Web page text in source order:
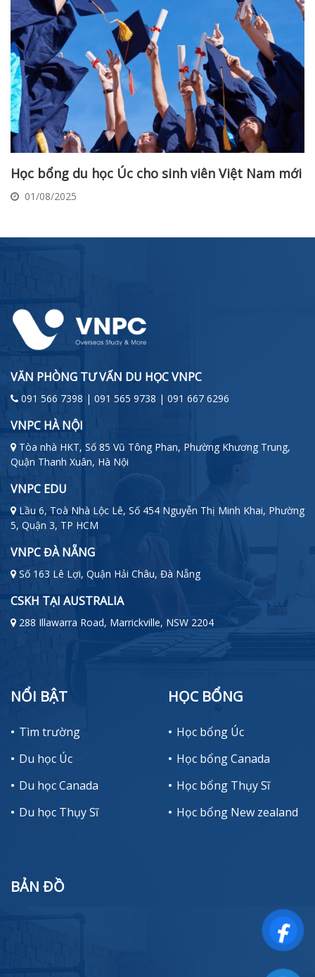
Học bổng du học Úc cho sinh viên Việt Nam mới
01/08/2025
VĂN PHÒNG TƯ VẤN DU HỌC VNPC
091 566 7398 | 091 565 9738 | 091 667 6296
VNPC HÀ NỘI
Tòa nhà HKT, Số 85 Vũ Tông Phan, Phường Khương Trung,
Quận Thanh Xuân, Hà Nội
VNPC EDU
Lầu 6, Toà Nhà Lộc Lê, Số 454 Nguyễn Thị Minh Khai, Phường
5, Quận 3, TP HCM
VNPC ĐÀ NẴNG
Số 163 Lê Lợi, Quận Hải Châu, Đà Nẵng
CSKH TẠI AUSTRALIA
288 Illawarra Road, Marrickville, NSW 2204
NỔI BẬT
Tìm trường
Du học Úc
Du học Canada
Du học Thụy Sĩ
HỌC BỔNG
Học bổng Úc
Học bổng Canada
Học bổng Thụy Sĩ
Học bổng New zealand
BẢN ĐỒ